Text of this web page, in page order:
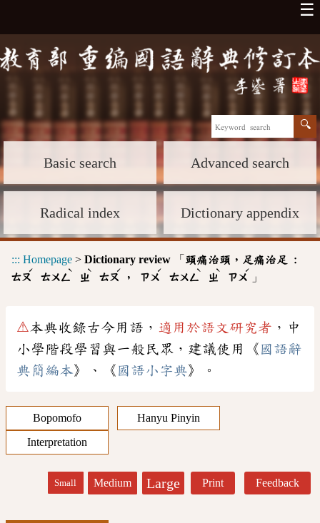
☰
Basic search Advanced search
Radical index Dictionary appendix
::: Homepage > Dictionary review 「 頭痛治頭，足痛治足 :
ㄊㄡ
ˊ
ㄊㄨㄥ
ˋ
ㄓ
ˋ
ㄊㄡ
ˊ
， ㄗㄨ
ˊ
ㄊㄨㄥ
ˋ
ㄓ
ˋ
ㄗㄨ
ˊ
」
⚠本典收錄古今用語， 適用於語文研究者 ，中
小學階段學習與一般民眾，建議使用《 國語辭
典簡編本》、《 國語小字典》。
Bopomofo
Hanyu Pinyin
Interpretation
Small Medium Large Print Feedback